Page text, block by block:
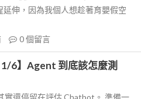
伸，因為我個人想趁著育嬰假空
0個留言
6】Agent 到底該怎麼測
實還停留在評估 Chatbot。 準備一